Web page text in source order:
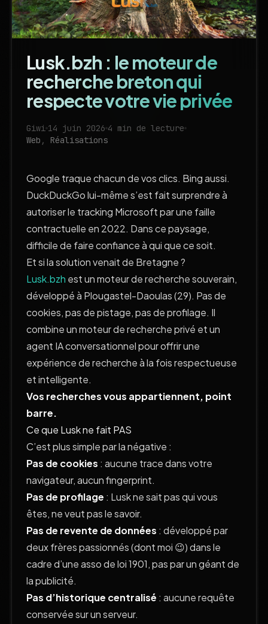
Lusk.bzh : le moteur de
recherche breton qui
respecte votre vie privée
Giwi 14 juin 2026 4 min de lecture
Web , Réalisations
Google traque chacun de vos clics. Bing aussi.
DuckDuckGo lui-même s’est fait surprendre à
autoriser le tracking Microsoft par une faille
contractuelle en 2022. Dans ce paysage,
difficile de faire confiance à qui que ce soit.
Et si la solution venait de Bretagne ?
Lusk.bzh est un moteur de recherche souverain,
développé à Plougastel-Daoulas (29). Pas de
cookies, pas de pistage, pas de profilage. Il
combine un moteur de recherche privé et un
agent IA conversationnel pour offrir une
expérience de recherche à la fois respectueuse
et intelligente.
Vos recherches vous appartiennent, point
barre.
Ce que Lusk ne fait PAS
C’est plus simple par la négative :
Pas de cookies : aucune trace dans votre
navigateur, aucun fingerprint.
Pas de profilage : Lusk ne sait pas qui vous
êtes, ne veut pas le savoir.
Pas de revente de données : développé par
deux frères passionnés (dont moi 😉) dans le
cadre d’une asso de loi 1901, pas par un géant de
la publicité.
Pas d’historique centralisé : aucune requête
conservée sur un serveur.